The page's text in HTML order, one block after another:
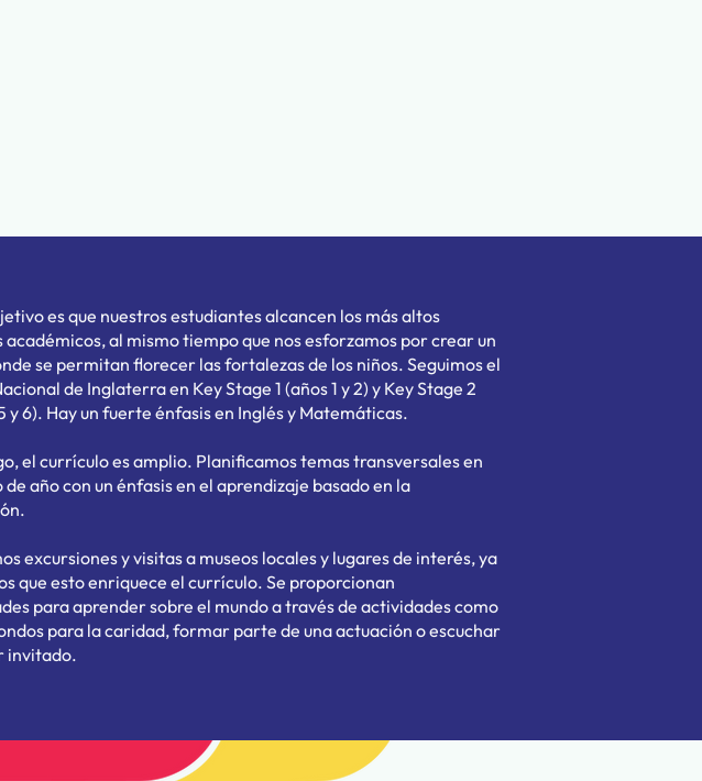
es que nuestros estudiantes alcancen los más altos
académicos, al mismo tiempo que nos esforzamos por crear un
se permitan florecer las fortalezas de los niños. Seguimos el
de Inglaterra en Key Stage 1 (años 1 y 2) y Key Stage 2
y 6). Hay un fuerte énfasis en Inglés y Matemáticas.
el currículo es amplio. Planificamos temas transversales en
de año con un énfasis en el aprendizaje basado en la
excursiones y visitas a museos locales y lugares de interés, ya
que esto enriquece el currículo. Se proporcionan
para aprender sobre el mundo a través de actividades como
para la caridad, formar parte de una actuación o escuchar
invitado.